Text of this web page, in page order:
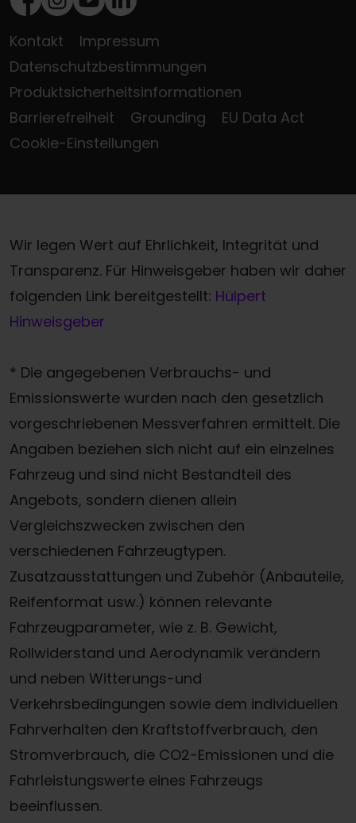
Facebook
Instagram
Youtube
LinkedIn
Kontakt
Impressum
Datenschutzbestimmungen
Produktsicherheitsinformationen
Barrierefreiheit
Grounding
EU Data Act
Cookie-Einstellungen
Wir legen Wert auf Ehrlichkeit, Integrität und
Transparenz. Für Hinweisgeber haben wir daher
folgenden Link bereitgestellt: Hülpert
Hinweisgeber
* Die angegebenen Verbrauchs- und
Emissionswerte wurden nach den gesetzlich
vorgeschriebenen Messverfahren ermittelt. Die
Angaben beziehen sich nicht auf ein einzelnes
Fahrzeug und sind nicht Bestandteil des
Angebots, sondern dienen allein
Vergleichszwecken zwischen den
verschiedenen Fahrzeugtypen.
Zusatzausstattungen und Zubehör (Anbauteile,
Reifenformat usw.) können relevante
Fahrzeugparameter, wie z. B. Gewicht,
Rollwiderstand und Aerodynamik verändern
und neben Witterungs-und
Verkehrsbedingungen sowie dem individuellen
Fahrverhalten den Kraftstoffverbrauch, den
Stromverbrauch, die CO2-Emissionen und die
Fahrleistungswerte eines Fahrzeugs
beeinflussen.